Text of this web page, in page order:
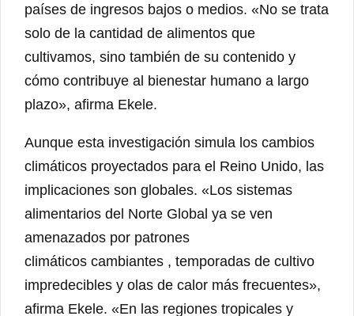
países de ingresos bajos o medios. «No se trata
solo de la cantidad de alimentos que
cultivamos, sino también de su contenido y
cómo contribuye al bienestar humano a largo
plazo», afirma Ekele.
Aunque esta investigación simula los cambios
climáticos proyectados para el Reino Unido, las
implicaciones son globales. «Los sistemas
alimentarios del Norte Global ya se ven
amenazados por patrones
climáticos cambiantes , temporadas de cultivo
impredecibles y olas de calor más frecuentes»,
afirma Ekele. «En las regiones tropicales y